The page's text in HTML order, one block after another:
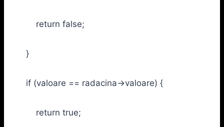
return false;
}
if (valoare == radacina->valoare) {
return true;